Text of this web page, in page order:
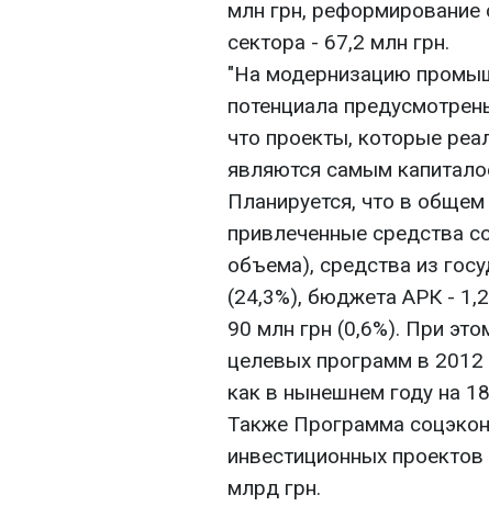
млн грн, реформирование
сектора - 67,2 млн грн.
"На модернизацию
потенциала
что проекты, которые
являются самым
Планируется, что в
привлеченные средства
объема), средства из
(24,3%), бюджета АРК -
90 млн грн (0,6%). При
целевых программ в 2012
как в нынешнем году на
Также Программа
инвестиционных
млрд грн.